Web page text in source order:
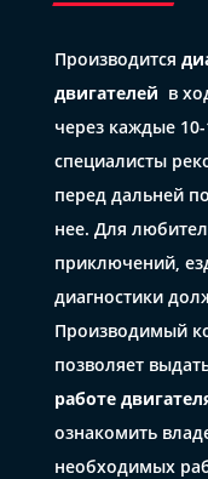
Производится
двигателей в
через каждые
специалисты
перед дальней
нее. Для
приключений,
диагностики
Производимый
позволяет
работе
ознакомить
необходимых